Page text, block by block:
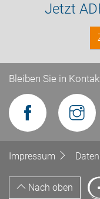
Jetzt
Bleiben Sie in
Impressum
Nach oben